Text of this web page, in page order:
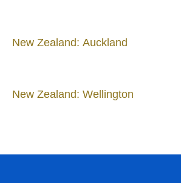
New Zealand: Auckland
New Zealand: Wellington